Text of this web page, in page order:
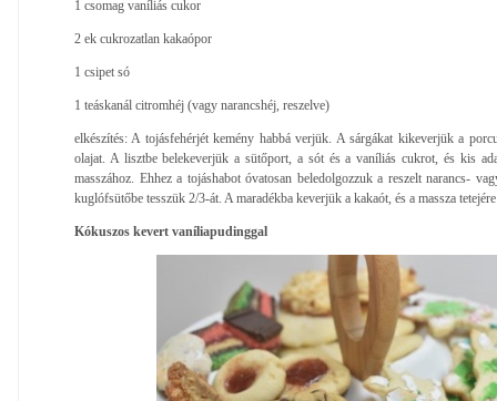
1 csomag vaníliás cukor
2 ek cukrozatlan kakaópor
1 csipet só
1 teáskanál citromhéj (vagy narancshéj, reszelve)
elkészítés: A tojásfehérjét kemény habbá verjük. A sárgákat kikeverjük a
olajat. A lisztbe belekeverjük a sütőport, a sót és a vaníliás cukrot, és kis
masszához. Ehhez a tojáshabot óvatosan beledolgozzuk a reszelt narancs-
kuglófsütőbe tesszük 2/3-át. A maradékba keverjük a kakaót, és a massza
Kókuszos kevert vaníliapudinggal